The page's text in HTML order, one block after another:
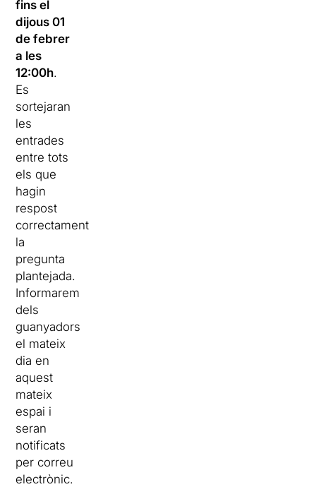
fins el
dijous 01
de febrer
a les
12:00h.
Es
sortejaran
les
entrades
entre tots
els que
hagin
respost
correctament
la
pregunta
plantejada.
Informarem
dels
guanyadors
el mateix
dia en
aquest
mateix
espai i
seran
notificats
per correu
electrònic.